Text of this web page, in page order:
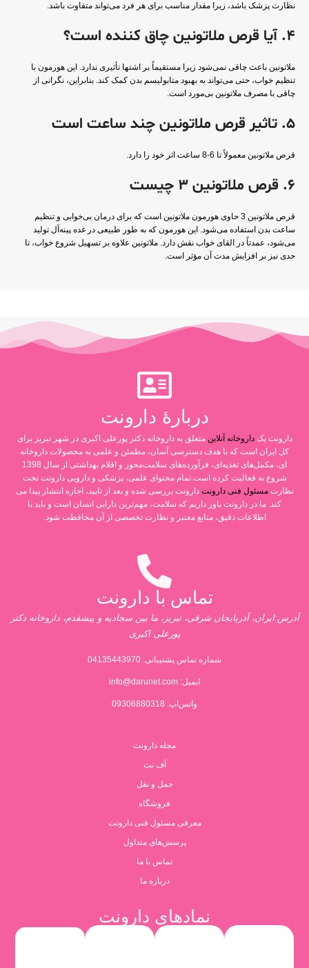
نظارت پزشک باشد، زیرا مقدار مناسب برای هر فرد می‌تواند متفاوت باشد.
4. آیا قرص ملاتونین چاق کننده است؟
ملاتونین باعث چاقی نمی‌شود زیرا مستقیماً بر اشتها تأثیری ندارد. این هورمون با
تنظیم خواب، حتی می‌تواند به بهبود متابولیسم بدن کمک کند. بنابراین، نگرانی از
چاقی با مصرف ملاتونین بی‌مورد است.
5. تاثیر قرص ملاتونین چند ساعت است
قرص ملاتونین معمولاً تا 6-8 ساعت اثر خود را دارد.
6. قرص ملاتونین ۳ چیست
قرص ملاتونین 3 حاوی هورمون ملاتونین است که برای درمان بی‌خوابی و تنظیم
ساعت بدن استفاده می‌شود. این هورمون که به طور طبیعی در غده پینه‌آل تولید
می‌شود، عمدتاً در القای خواب نقش دارد. ملاتونین علاوه بر تسهیل شروع خواب، تا
حدی نیز بر افزایش مدت آن مؤثر است.
دربارۀ دارونت
دارونت یکداروخانه آنلاین متعلق به داروخانه دکتر پورعلی اکبری در شهر تبریز برای
کل ایران است که با هدف دسترسی آسان، مطمئن و علمی به محصولات داروخانه
ای، مکمل‌های تغذیه‌ای، فرآورده‌های سلامت‌محور و اقلام بهداشتی از سال 1398
شروع به فعالیت کرده است.تمام محتوای علمی، پزشکی و دارویی دارونت تحت
نظارتمسئول فنی دارونت دارونت بررسی شده و بعد از تایید، اجازه انتشار پیدا می
کند. ما در دارونت باور داریم که سلامت، مهم‌ترین دارایی انسان است و باید با
اطلاعات دقیق، منابع معتبر و نظارت تخصصی از آن محافظت شود.
تماس با دارونت
آدرس:ایران، آذربایجان شرقی، تبریز، ما بین سجادیه و پیشقدم، داروخانه دکتر
پورعلی اکبری
شماره تماس پشتیبانی: 04135443970
ایمیل: info@darunet.com
واتس‌اپ: 09306880318
مجله دارونت
آف نت
حمل و نقل
فروشگاه
معرفی مسئول فنی دارونت
پرسش‌های متداول
تماس با ما
درباره ما
نمادهای دارونت